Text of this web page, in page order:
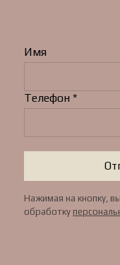
Имя
Телефон *
Нажимая на кнопку,
обработку